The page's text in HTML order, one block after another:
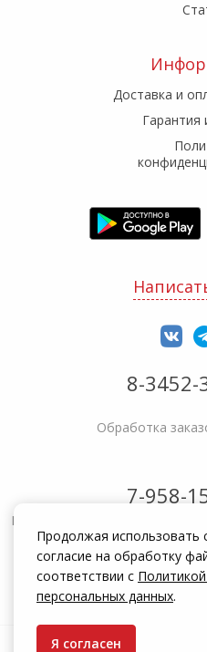
Доставка и
Гарантия
8-3452-
Обработка
7-958-
Не получается решить
Информация на сайте
Указанные цены действуют
интернет-
Продолжая использовать
согласие на обработку
соответствии с
персональных данных.
Я согласен